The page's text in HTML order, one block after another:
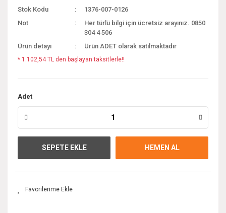
Stok Kodu
1376-007-0126
Not
Her türlü bilgi için ücretsiz arayınız. 0850
304 4 506
Ürün detayı
Ürün ADET olarak satılmaktadır
* 1.102,54 TL den başlayan taksitlerle!!
Adet
SEPETE EKLE HEMEN AL